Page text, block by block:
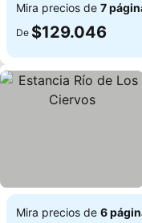
Mira precios de 7
De $129.046
Mira precios de 6